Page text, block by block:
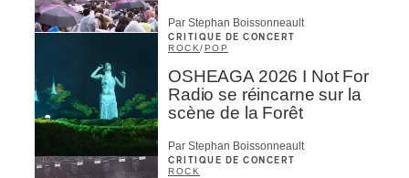
Par Stephan Boissonneault
CRITIQUE DE CONCERT
ROCK/POP
OSHEAGA 2026 I Not For
Radio se réincarne sur la
scène de la Forêt
Par Stephan Boissonneault
CRITIQUE DE CONCERT
ROCK